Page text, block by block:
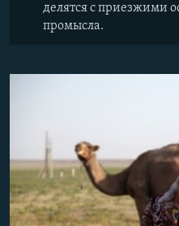
делятся с приезжими
промысла.